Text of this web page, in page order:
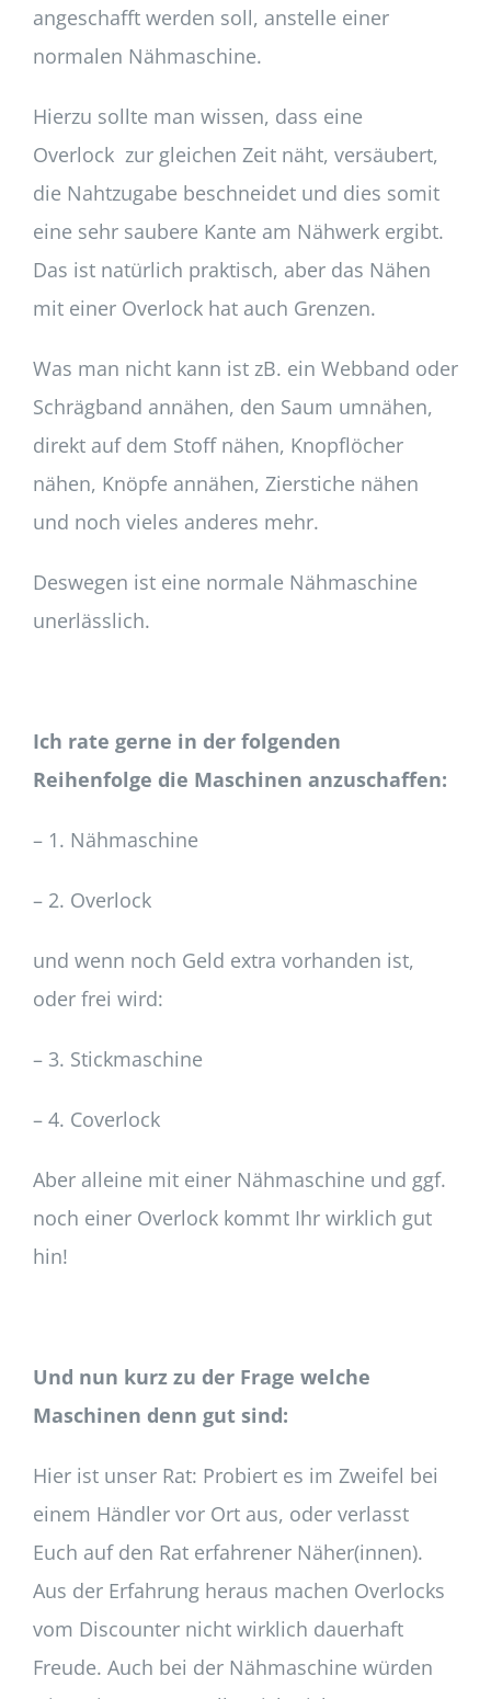
angeschafft werden soll, anstelle einer
normalen Nähmaschine.
Hierzu sollte man wissen, dass eine
Overlock zur gleichen Zeit näht, versäubert,
die Nahtzugabe beschneidet und dies somit
eine sehr saubere Kante am Nähwerk ergibt.
Das ist natürlich praktisch, aber das Nähen
mit einer Overlock hat auch Grenzen.
Was man nicht kann ist zB. ein Webband oder
Schrägband annähen, den Saum umnähen,
direkt auf dem Stoff nähen, Knopflöcher
nähen, Knöpfe annähen, Zierstiche nähen
und noch vieles anderes mehr.
Deswegen ist eine normale Nähmaschine
unerlässlich.
Ich rate gerne in der folgenden
Reihenfolge die Maschinen anzuschaffen:
– 1. Nähmaschine
– 2. Overlock
und wenn noch Geld extra vorhanden ist,
oder frei wird:
– 3. Stickmaschine
– 4. Coverlock
Aber alleine mit einer Nähmaschine und ggf.
noch einer Overlock kommt Ihr wirklich gut
hin!
Und nun kurz zu der Frage welche
Maschinen denn gut sind:
Hier ist unser Rat: Probiert es im Zweifel bei
einem Händler vor Ort aus, oder verlasst
Euch auf den Rat erfahrener Näher(innen).
Aus der Erfahrung heraus machen Overlocks
vom Discounter nicht wirklich dauerhaft
Freude. Auch bei der Nähmaschine würden